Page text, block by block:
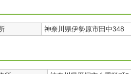
神奈川県伊勢原市田中348